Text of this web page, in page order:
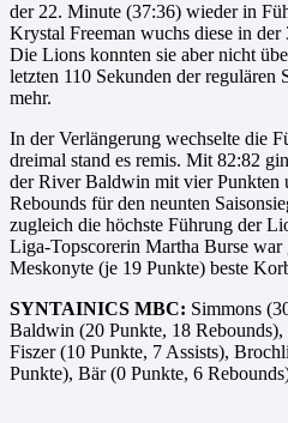
der 22. Minute (37:36) wieder in
Krystal Freeman wuchs diese in
Die Lions konnten sie aber nicht
letzten 110 Sekunden der
mehr.
In der Verlängerung wechselte die
dreimal stand es remis. Mit 82:82
der River Baldwin mit vier Punkten
Rebounds für den neunten
zugleich die höchste Führung der
Liga-Topscorerin Martha Burse war
Meskonyte (je 19 Punkte) beste
SYNTAINICS MBC: Simmons
Baldwin (20 Punkte, 18
Fiszer (10 Punkte, 7 Assists),
Punkte), Bär (0 Punkte, 6